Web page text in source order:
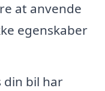
at anvende
egenskaber
din bil har